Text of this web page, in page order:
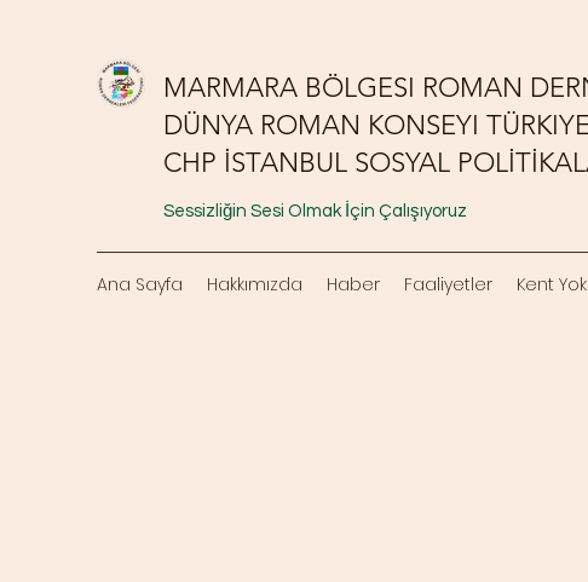
MARMARA BÖLGESI ROMAN
DÜNYA ROMAN KONSEYI
CHP İSTANBUL SOSYAL
Sessizliğin Sesi Olmak İçin Çalışıyoruz
Ana Sayfa Hakkımızda Haber Faaliyetler Kent